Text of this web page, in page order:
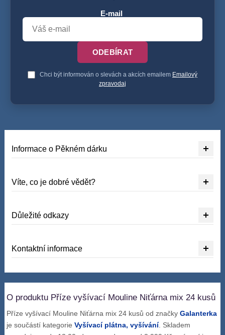
E-mail
ODEBÍRAT
Chci být informován o slevách a akcích emailem Emailový
zpravodaj
Informace o Pěkném dárku
Víte, co je dobré vědět?
Důležité odkazy
Kontaktní informace
O produktu Příze vyšívací Mouline Niťárna mix 24 kusů
Příze vyšívací Mouline Niťárna mix 24 kusů od značkyGalanterka
je součástí kategorieVyšívací plátna, vyšívání. Skladem